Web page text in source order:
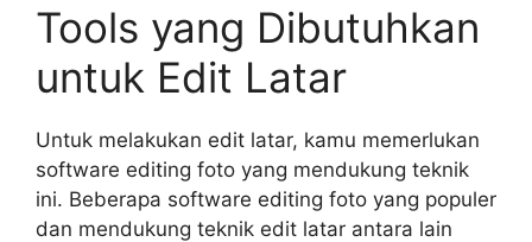
Tools yang Dibutuhkan
untuk Edit Latar
Untuk melakukan edit latar, kamu memerlukan
software editing foto yang mendukung teknik
ini. Beberapa software editing foto yang populer
dan mendukung teknik edit latar antara lain